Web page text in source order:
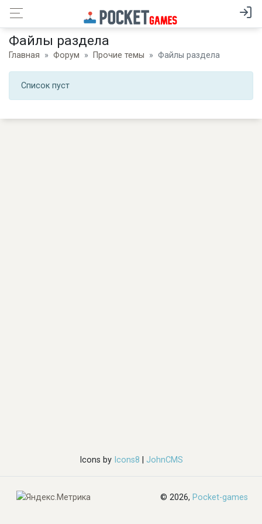
Файлы раздела
Главная Форум Прочие темы Файлы раздела
Список пуст
Icons byIcons8 JohnCMS
© 2026, Pocket-games